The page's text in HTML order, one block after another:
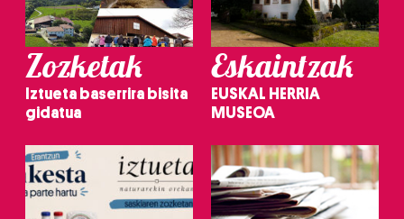
Zozketak
Iztueta baserrira bisita
gidatua
Eskaintzak
EUSKAL HERRIA
MUSEOA